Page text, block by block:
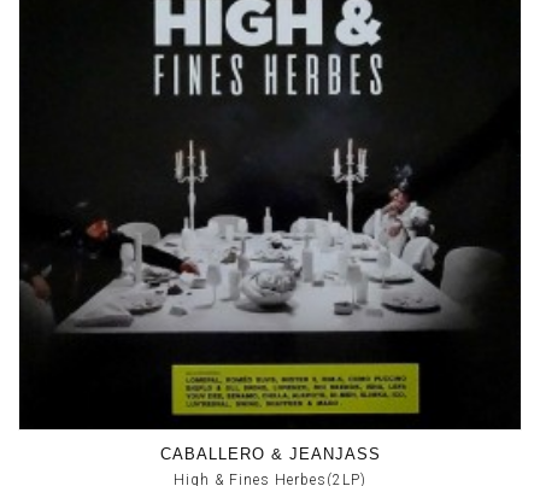
CABALLERO & JEANJASS
High & Fines Herbes(2LP)